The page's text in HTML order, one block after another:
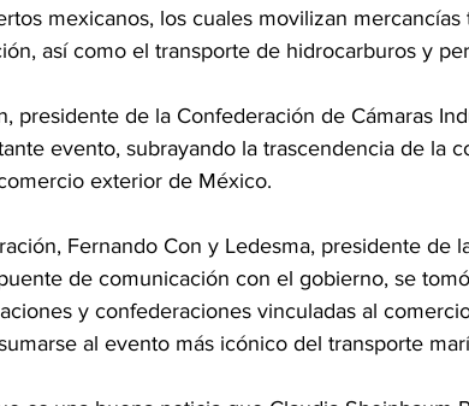
mexicanos, los cuales movilizan
así como el transporte de hidrocarburos y
presidente de la Confederación de Cámaras
evento, subrayando la trascendencia de la
exterior de México.
Fernando Con y Ledesma, presidente de
de comunicación con el gobierno, se
y confederaciones vinculadas al
al evento más icónico del transporte